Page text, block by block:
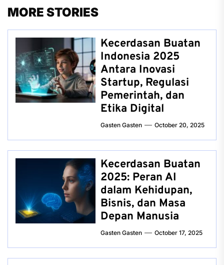
MORE STORIES
Kecerdasan Buatan
Indonesia 2025
Antara Inovasi
Startup, Regulasi
Pemerintah, dan
Etika Digital
Gasten Gasten October 20, 2025
Kecerdasan Buatan
2025: Peran AI
dalam Kehidupan,
Bisnis, dan Masa
Depan Manusia
Gasten Gasten October 17, 2025